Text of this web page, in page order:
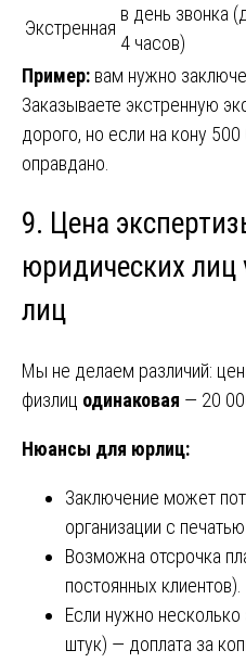
Экстренная
в день звонка
4 часов)
Пример: вам нужно
Заказываете экстренную
дорого, но если на кону
оправдано.
9. Цена
юридических лиц
лиц
Мы не делаем различий:
физлиц одинаковая — 20
Нюансы для юрлиц:
Заключение может
организации с
Возможна отсрочка
постоянных клиентов).
Если нужно
штук) — доплата за